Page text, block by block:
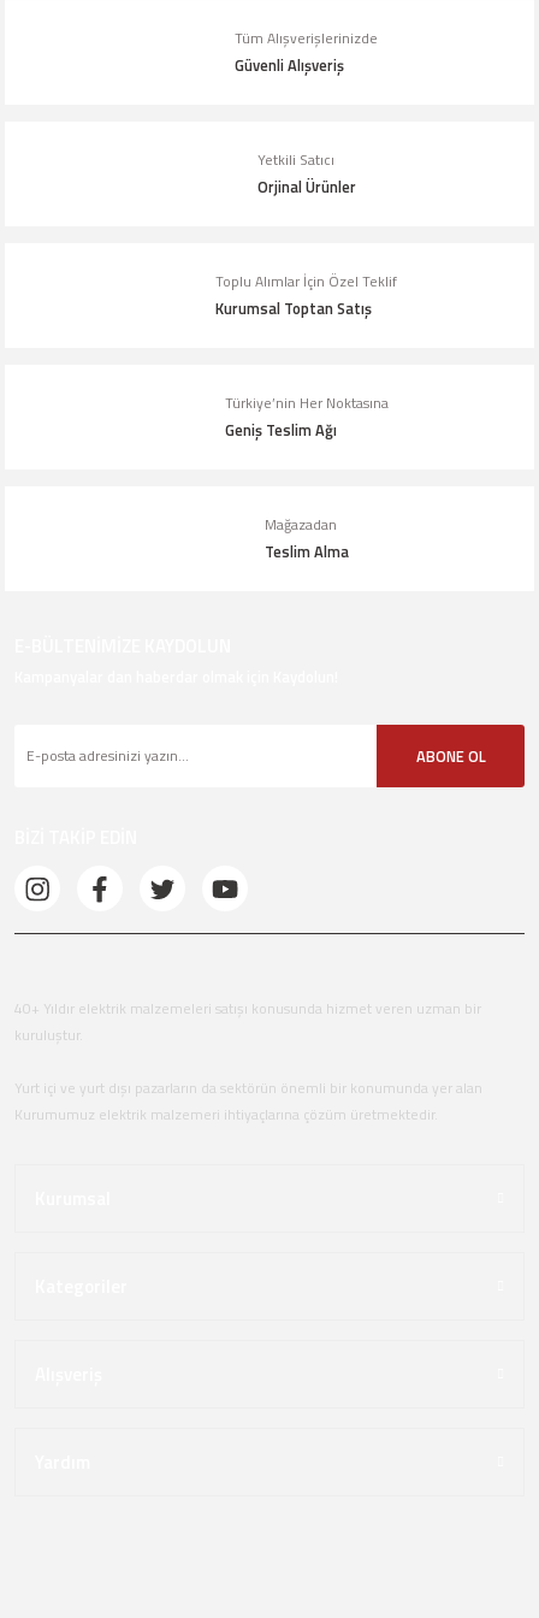
Ürün resmi kalitesiz, bozuk veya görüntülenemiyor.
Ürün fiyatı diğer sitelerden daha pahalı.
Tüm Alışverişlerinizde
Güvenli Alışveriş
Yetkili Satıcı
Orjinal Ürünler
Toplu Alımlar İçin Özel Teklif
Kurumsal Toptan Satış
Türkiye’nin Her Noktasına
Geniş Teslim Ağı
Mağazadan
Teslim Alma
ABONE OL
40+ Yıldır elektrik malzemeleri satışı konusunda hizmet veren uzman bir
kuruluştur.
Yurt içi ve yurt dışı pazarların da sektörün önemli bir konumunda yer alan
Kurumumuz elektrik malzemeri ihtiyaçlarına çözüm üretmektedir.